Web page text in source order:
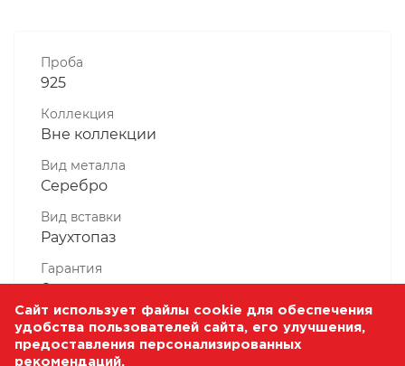
Проба
925
Коллекция
Вне коллекции
Вид металла
Серебро
Вид вставки
Раухтопаз
Гарантия
6 месяцев
Комплектность, шт
1 Штука
Сайт использует файлы cookie для обеспечения
удобства пользователей сайта, его улучшения,
предоставления персонализированных
рекомендаций.